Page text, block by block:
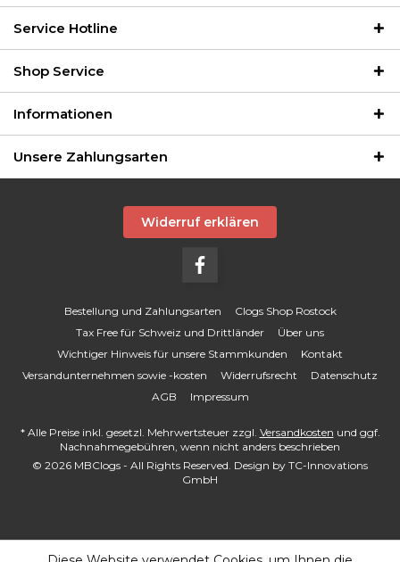
Service Hotline
Shop Service
Informationen
Unsere Zahlungsarten
Widerruf erklären
Bestellung und Zahlungsarten
Clogs Shop Rostock
Tax Free für Schweiz und Drittländer
Über uns
Wichtiger Hinweis für unsere Stammkunden
Kontakt
Versandunternehmen sowie -kosten
Widerrufsrecht
Datenschutz
AGB
Impressum
* Alle Preise inkl. gesetzl. Mehrwertsteuer zzgl. Versandkosten und ggf.
Nachnahmegebühren, wenn nicht anders beschrieben
© 2026 MBClogs - All Rights Reserved. Design by TC-Innovations
GmbH